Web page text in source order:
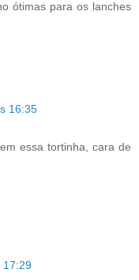
ótimas para os lanches
16:35
essa tortinha, cara de
17:29